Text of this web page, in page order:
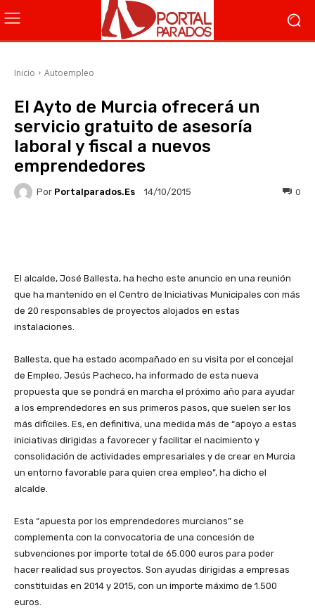
Inicio Autoempleo
El Ayto de Murcia ofrecerá un
servicio gratuito de asesoría
laboral y fiscal a nuevos
emprendedores
Por Portalparados.es 14/10/2015 0
El alcalde, José Ballesta, ha hecho este anuncio en una reunión
que ha mantenido en el Centro de Iniciativas Municipales con más
de 20 responsables de proyectos alojados en estas
instalaciones.
Ballesta, que ha estado acompañado en su visita por el concejal
de Empleo, Jesús Pacheco, ha informado de esta nueva
propuesta que se pondrá en marcha el próximo año para ayudar
a los emprendedores en sus primeros pasos, que suelen ser los
más difíciles. Es, en definitiva, una medida más de “apoyo a estas
iniciativas dirigidas a favorecer y facilitar el nacimiento y
consolidación de actividades empresariales y de crear en Murcia
un entorno favorable para quien crea empleo”, ha dicho el
alcalde.
Esta “apuesta por los emprendedores murcianos” se
complementa con la convocatoria de una concesión de
subvenciones por importe total de 65.000 euros para poder
hacer realidad sus proyectos. Son ayudas dirigidas a empresas
constituidas en 2014 y 2015, con un importe máximo de 1.500
euros.